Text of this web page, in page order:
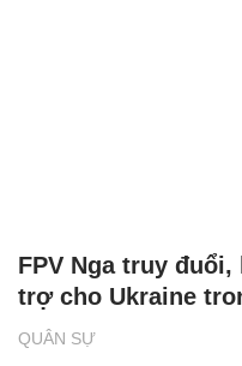
QUÂN SỰ
FPV Nga truy
trợ cho Ukraine